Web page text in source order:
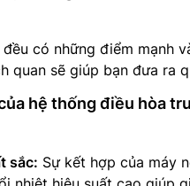
có những điểm mạnh
quan sẽ giúp bạn đưa ra
hệ thống điều hòa
sắc: Sự kết hợp của máy